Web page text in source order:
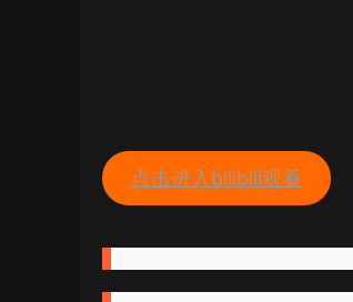
点击进入bilibili观看